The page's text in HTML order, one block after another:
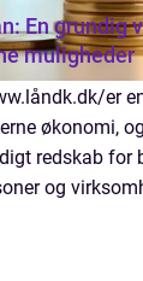
En grundig
muligheder
er
økonomi,
redskab for
og